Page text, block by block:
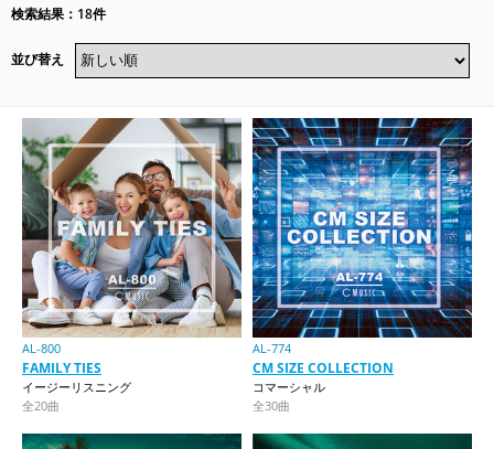
検索結果：18件
並び替え
AL-800
FAMILY TIES
イージーリスニング
全20曲
AL-774
CM SIZE COLLECTION
コマーシャル
全30曲